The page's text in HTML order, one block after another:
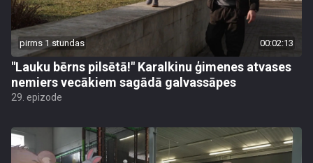
pirms 1 stundas 00:02:13
"Lauku bērns pilsētā!" Karalkinu ģimenes atvases
nemiers vecākiem sagādā galvassāpes
29. epizode